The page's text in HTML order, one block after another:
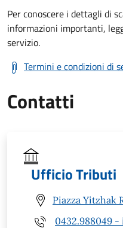
Per conoscere i dettagli di
informazioni importanti,
servizio.
Termini e condizioni di
Contatti
Ufficio Tributi
Piazza Yitzhak
0432.988049 -